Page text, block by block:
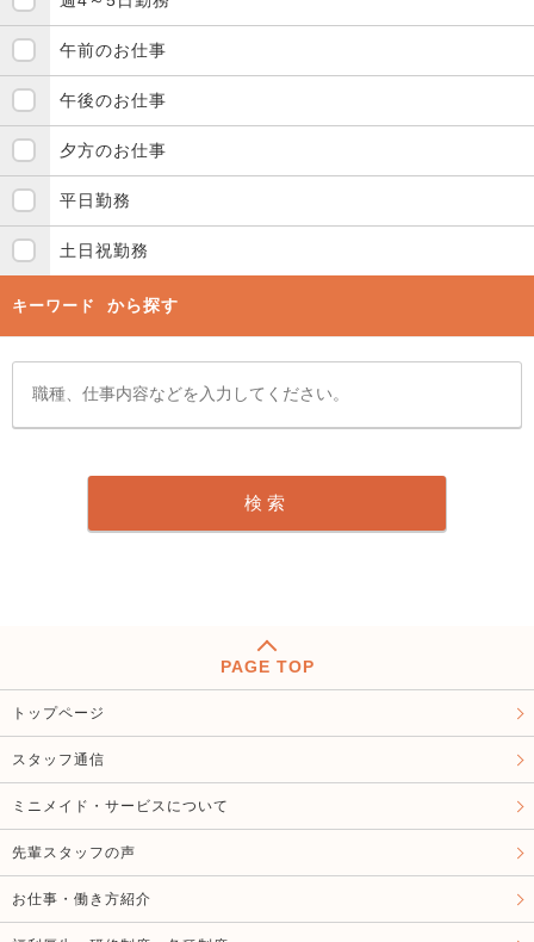
午前のお仕事
午後のお仕事
夕方のお仕事
平日勤務
土日祝勤務
キーワード から探す
PAGE TOP
トップページ
スタッフ通信
ミニメイド・サービスについて
先輩スタッフの声
お仕事・働き方紹介